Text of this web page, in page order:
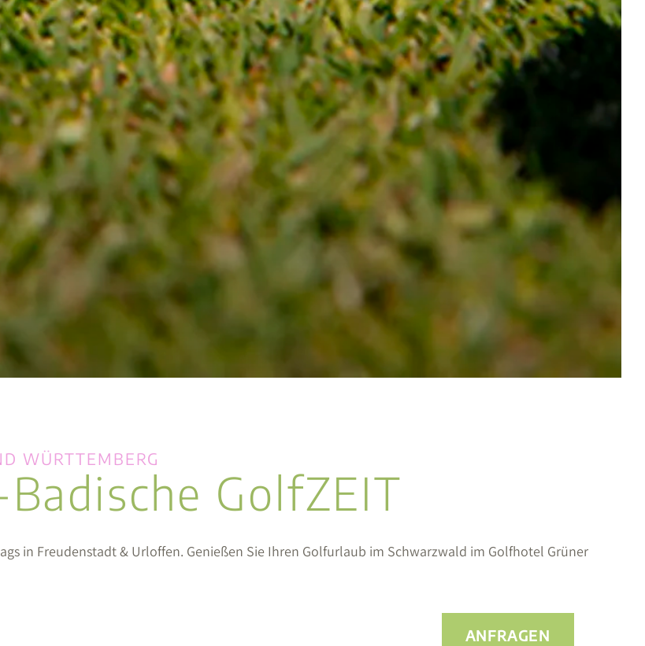
WÜRTTEMBERG
GolfZEIT
in Freudenstadt & Urloffen. Genießen Sie Ihren Golfurlaub im Schwarzwald im Golfhotel Grüner
ANFRAGEN